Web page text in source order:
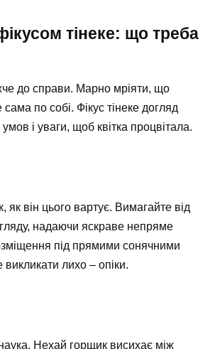
тінеке: що треба
до справи. Марно мріяти, що
по собі. Фікус тінеке догляд
і уваги, щоб квітка процвітала.
як він цього вартує. Вимагайте від
надаючи яскраве непряме
під прямими сонячними
лихо – опіки.
Нехай горщик висихає між